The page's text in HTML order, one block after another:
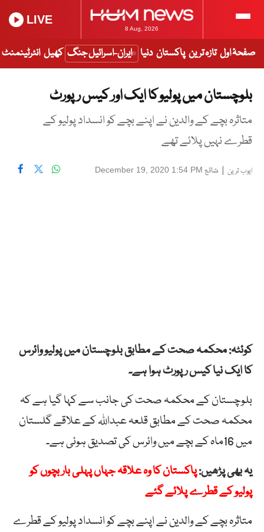
8 Aug, 2026
LIVE
صفحۂ اول تازہ ترین پاکستان دنیا ایران-اسرائیل جنگ کھیل انٹرٹینمنٹ
بلوچستان میں پولیو کا ایک اور کیس رپورٹ
متاثرہ بچے کے والدین نے اپنے بچے کو انسداد پولیو کے
قطرے نہیں پلائے تھے
ایوب ترین | شائع December 19, 2020 1:54 PM
کوئٹہ: محکمہ صحت کے مطابق بلوچستان میں پولیو وائرس
کا ایک نیا کیس رپورٹ ہوا ہے۔
بلوچستان کے محکمہ صحت کی جانب سے کہا گیا ہے کہ
محکمہ صحت کے مطابق قلعہ عبداللہ کے علاقے گلستان
میں 16ماہ کے بچے میں وائرس کی تصدیق ہوئی ہے۔
یہ بھی پڑھیں:پاکستان کا وہ علاقہ جہاں پہلی بار بچوں کو
پولیو کے قطرے پلائے گئے
متاثرہ بچے کے والدین نے اپنے بچے کو انسداد پولیو کے قطرے